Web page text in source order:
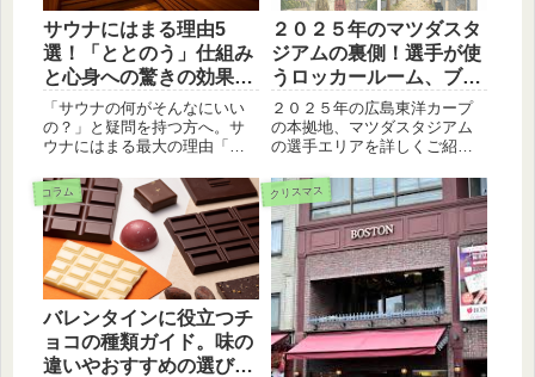
サウナにはまる理由5
選！「ととのう」仕組み
と心身への驚きの効果を
解説
「サウナの何がそんなにいい
の？」と疑問を持つ方へ。サ
ウナにはまる最大の理由「と
の改善、睡眠の質の向上、美
肌効果など、心身へのメリッ
トを詳しく教えますね。デジ
タルデトックスやサ飯の楽し
み方まで、サウナの魅力を凝
縮して紹介します。
２０２５年のマツダスタ
ジアムの裏側！選手が使
うロッカールーム、ブル
ペン、屋内練習場を徹底
解説
２０２５年の広島東洋カープ
の本拠地、マツダスタジアム
の選手エリアを詳しくご紹
カールーム、投手が調整する
ブルペン、試合前の屋内練習
場など、普段見られない舞台
裏の構造と選手の動線につい
て解説します。
コラム
バレンタインに役立つチ
ョコの種類ガイド。味の
違いやおすすめの選び方
クリスマス